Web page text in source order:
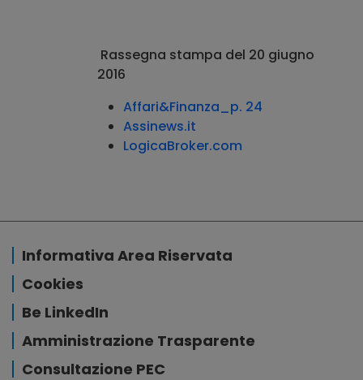
Rassegna stampa del 20 giugno
2016
Affari&Finanza_p. 24
Assinews.it
LogicaBroker.com
Informativa Area Riservata
Cookies
Be LinkedIn
Amministrazione Trasparente
Consultazione PEC